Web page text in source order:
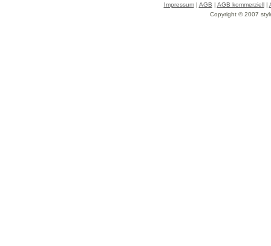
Impressum| AGB | AGB kommerziell|
Copyright © 2007